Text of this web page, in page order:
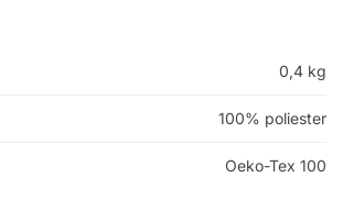
0,4 kg
100% poliester
Oeko-Tex 100